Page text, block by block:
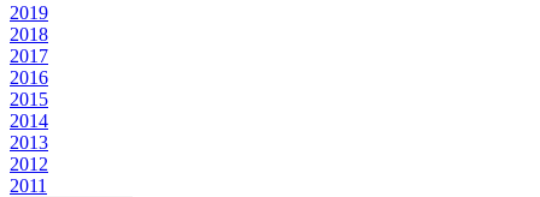
2019
2018
2017
2016
2015
2014
2013
2012
2011